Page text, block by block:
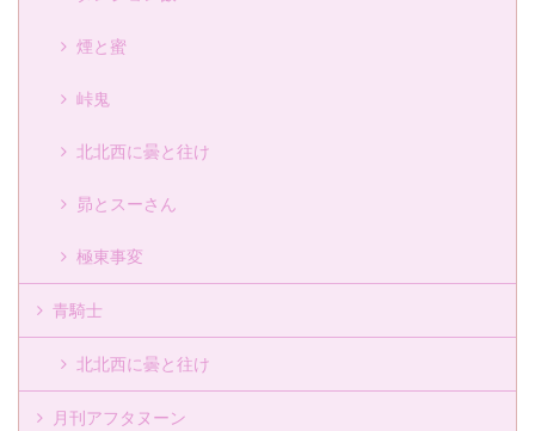
煙と蜜
峠鬼
北北西に曇と往け
昴とスーさん
極東事変
青騎士
北北西に曇と往け
月刊アフタヌーン